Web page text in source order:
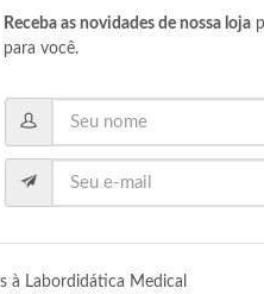
Receba as novidades de nossa loja
para você.
à Labordidática Medical